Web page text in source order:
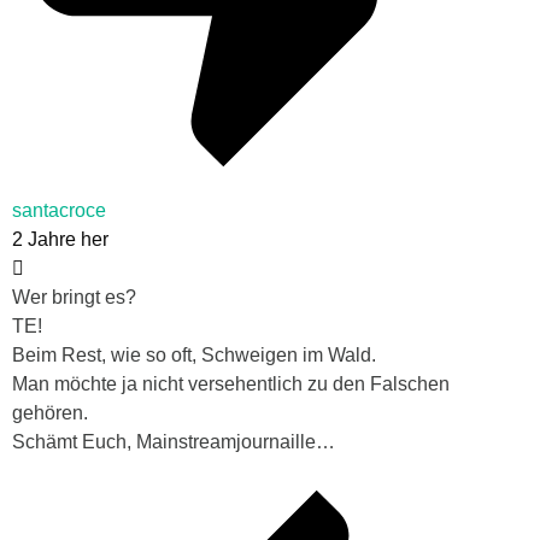
santacroce
2 Jahre her
Wer bringt es?
TE!
Beim Rest, wie so oft, Schweigen im Wald.
Man möchte ja nicht versehentlich zu den Falschen
gehören.
Schämt Euch, Mainstreamjournaille…